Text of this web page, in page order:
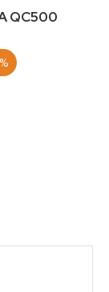
QC500